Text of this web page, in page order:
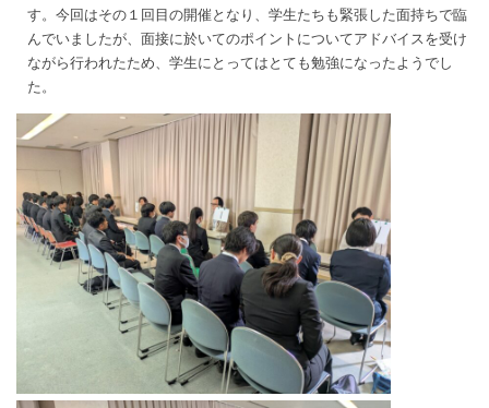
す。今回はその１回目の開催となり、学生たちも緊張した面持ちで臨
んでいましたが、面接に於いてのポイントについてアドバイスを受け
ながら行われたため、学生にとってはとても勉強になったようでし
た。